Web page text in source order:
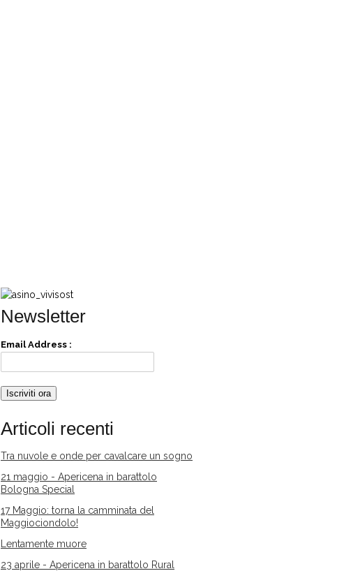
Newsletter
Email Address :
Articoli recenti
Tra nuvole e onde per cavalcare un sogno
21 maggio - Apericena in barattolo
Bologna Special
17 Maggio: torna la camminata del
Maggiociondolo!
Lentamente muore
23 aprile - Apericena in barattolo Rural